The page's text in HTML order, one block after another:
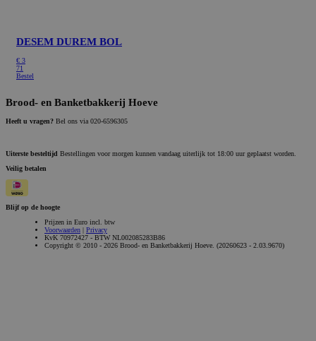
DESEM DUREM BOL
€ 3
71
Bestel
Brood- en Banketbakkerij Hoeve
Heeft u vragen? Bel ons via 020-6596305
Uiterste besteltijd Bestellingen voor morgen kunnen vandaag uiterlijk tot 18:00 uur geplaatst worden.
Veilig betalen
Blijf op de hoogte
Prijzen in Euro incl. btw
Voorwaarden | Privacy
KvK 70972427 - BTW NL002085283B86
Copyright © 2010 - 2026 Brood- en Banketbakkerij Hoeve. (20260623 - 2.03.9670)